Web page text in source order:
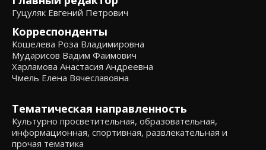
Гуцуляк Евгений Петрович
Корреспонденты
Кошелева Роза Владимировна
Мударисов Вадим Фаимович
Харламова Анастасия Андреевна
Чмель Елена Вячеславовна
Тематическая направленность
Культурно просветительная, образовательная,
информационная, спортивная, развлекательная и
прочая тематика